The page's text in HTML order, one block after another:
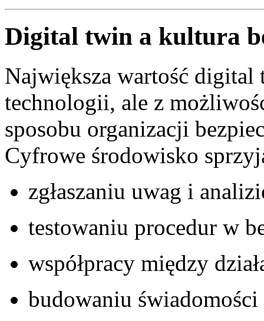
Digital twin a kultura
Największa wartość
technologii, ale z
sposobu organizacji
Cyfrowe środowisko
zgłaszaniu uwag i
testowaniu procedur w
współpracy między
budowaniu świadomości